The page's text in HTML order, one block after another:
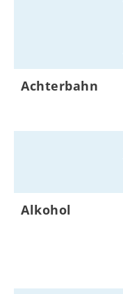
Achterbahn
Alkohol